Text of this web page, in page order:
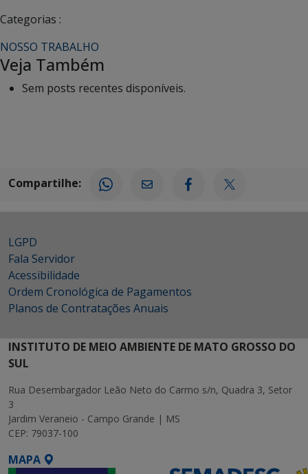
Categorias :
NOSSO TRABALHO
Veja Também
Sem posts recentes disponíveis.
Compartilhe:
LGPD
Fala Servidor
Acessibilidade
Ordem Cronológica de Pagamentos
Planos de Contratações Anuais
INSTITUTO DE MEIO AMBIENTE DE MATO GROSSO DO
SUL
Rua Desembargador Leão Neto do Carmo s/n, Quadra 3, Setor
3
Jardim Veraneio - Campo Grande | MS
CEP: 79037-100
MAPA